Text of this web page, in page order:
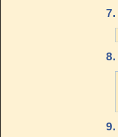
7.
8.
9.